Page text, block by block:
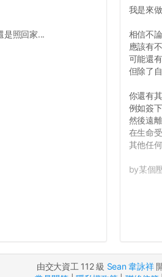
是照回家...
我是來
相信不
應該有
可能還
但除了
你還有
例如簽
然後遠
在生命
其他任
by某個
由交大資工 112 級 Sean 韋詠祥